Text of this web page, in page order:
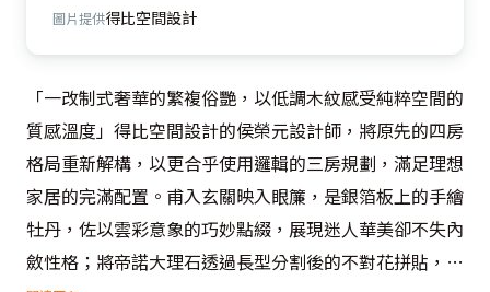
圖片提供得比空間設計
「一改制式奢華的繁複俗艷，以低調木紋感受純粹空間的
質感溫度」得比空間設計的侯榮元設計師，將原先的四房
格局重新解構，以更合乎使用邏輯的三房規劃，滿足理想
家居的完滿配置。甫入玄關映入眼簾，是銀箔板上的手繪
牡丹，佐以雲彩意象的巧妙點綴，展現迷人華美卻不失內
斂性格；將帝諾大理石透過長型分割後的不對花拼貼，透